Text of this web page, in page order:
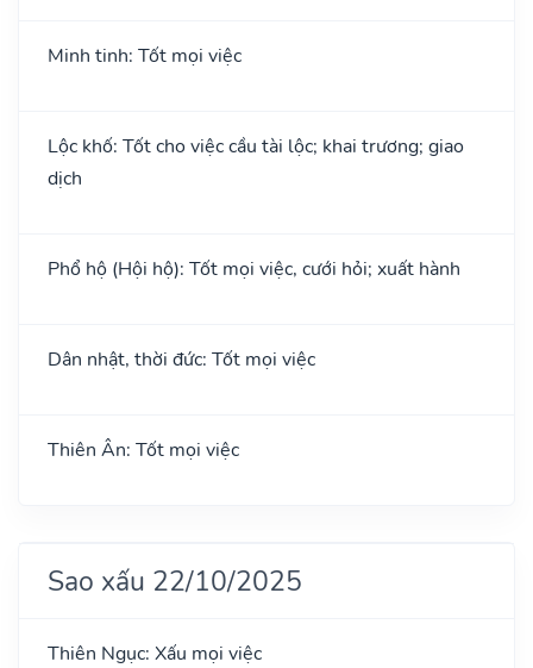
Minh tinh: Tốt mọi việc
Lộc khố: Tốt cho việc cầu tài lộc; khai trương; giao
dịch
Phổ hộ (Hội hộ): Tốt mọi việc, cưới hỏi; xuất hành
Dân nhật, thời đức: Tốt mọi việc
Thiên Ân: Tốt mọi việc
Sao xấu 22/10/2025
Thiên Ngục: Xấu mọi việc